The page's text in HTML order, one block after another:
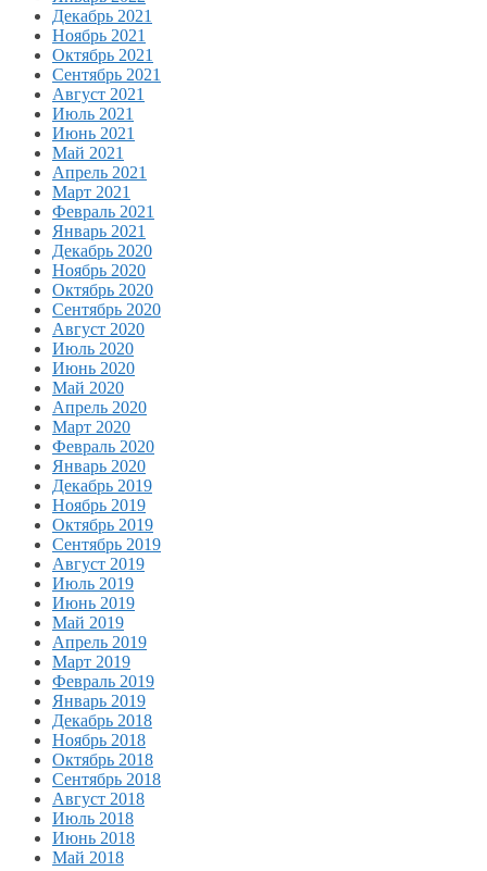
Декабрь 2021
Ноябрь 2021
Октябрь 2021
Сентябрь 2021
Август 2021
Июль 2021
Июнь 2021
Май 2021
Апрель 2021
Март 2021
Февраль 2021
Январь 2021
Декабрь 2020
Ноябрь 2020
Октябрь 2020
Сентябрь 2020
Август 2020
Июль 2020
Июнь 2020
Май 2020
Апрель 2020
Март 2020
Февраль 2020
Январь 2020
Декабрь 2019
Ноябрь 2019
Октябрь 2019
Сентябрь 2019
Август 2019
Июль 2019
Июнь 2019
Май 2019
Апрель 2019
Март 2019
Февраль 2019
Январь 2019
Декабрь 2018
Ноябрь 2018
Октябрь 2018
Сентябрь 2018
Август 2018
Июль 2018
Июнь 2018
Май 2018